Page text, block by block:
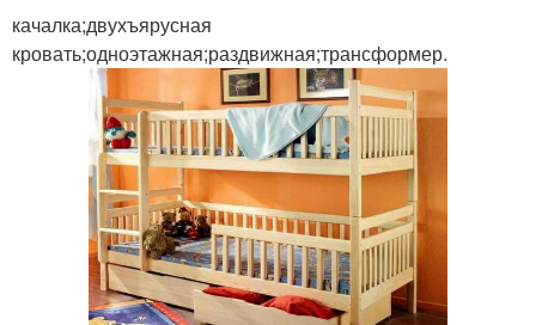
качалка;двухъярусная
кровать;одноэтажная;раздвижная;трансформер.